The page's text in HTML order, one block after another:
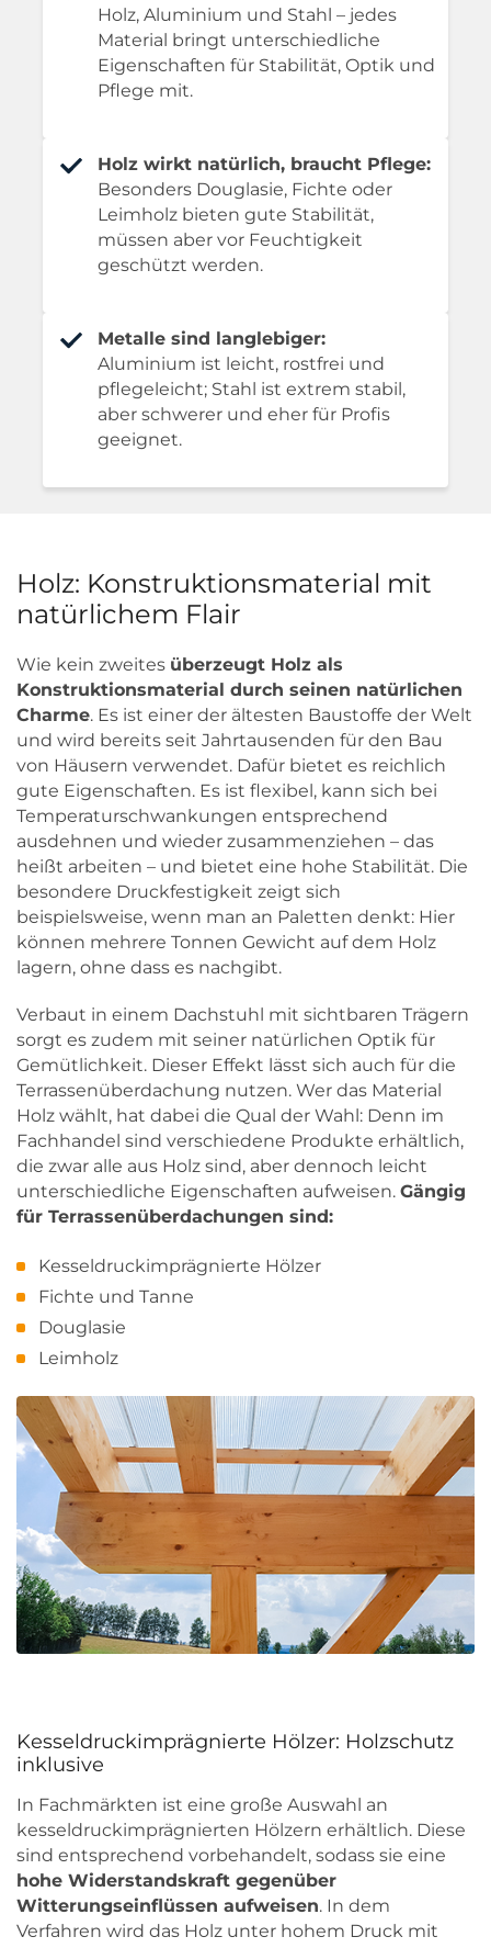
Holz, Aluminium und Stahl – jedes
Material bringt unterschiedliche
Eigenschaften für Stabilität, Optik und
Pflege mit.
Holz wirkt natürlich, braucht Pflege:
Besonders Douglasie, Fichte oder
Leimholz bieten gute Stabilität,
müssen aber vor Feuchtigkeit
geschützt werden.
Metalle sind langlebiger:
Aluminium ist leicht, rostfrei und
pflegeleicht; Stahl ist extrem stabil,
aber schwerer und eher für Profis
geeignet.
Holz: Konstruktionsmaterial mit
natürlichem Flair
Wie kein zweites überzeugt Holz als
Konstruktionsmaterial durch seinen natürlichen
Charme. Es ist einer der ältesten Baustoffe der Welt
und wird bereits seit Jahrtausenden für den Bau
von Häusern verwendet. Dafür bietet es reichlich
gute Eigenschaften. Es ist flexibel, kann sich bei
Temperaturschwankungen entsprechend
ausdehnen und wieder zusammenziehen – das
heißt arbeiten – und bietet eine hohe Stabilität. Die
besondere Druckfestigkeit zeigt sich
beispielsweise, wenn man an Paletten denkt: Hier
können mehrere Tonnen Gewicht auf dem Holz
lagern, ohne dass es nachgibt.
Verbaut in einem Dachstuhl mit sichtbaren Trägern
sorgt es zudem mit seiner natürlichen Optik für
Gemütlichkeit. Dieser Effekt lässt sich auch für die
Terrassenüberdachung nutzen. Wer das Material
Holz wählt, hat dabei die Qual der Wahl: Denn im
Fachhandel sind verschiedene Produkte erhältlich,
die zwar alle aus Holz sind, aber dennoch leicht
unterschiedliche Eigenschaften aufweisen. Gängig
für Terrassenüberdachungen sind:
Kesseldruckimprägnierte Hölzer
Fichte und Tanne
Douglasie
Leimholz
Kesseldruckimprägnierte Hölzer: Holzschutz
inklusive
In Fachmärkten ist eine große Auswahl an
kesseldruckimprägnierten Hölzern erhältlich. Diese
sind entsprechend vorbehandelt, sodass sie eine
hohe Widerstandskraft gegenüber
Witterungseinflüssen aufweisen. In dem
Verfahren wird das Holz unter hohem Druck mit